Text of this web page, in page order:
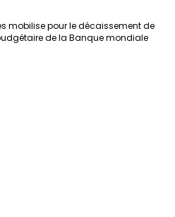
mobilise pour le décaissement de
de la Banque mondiale